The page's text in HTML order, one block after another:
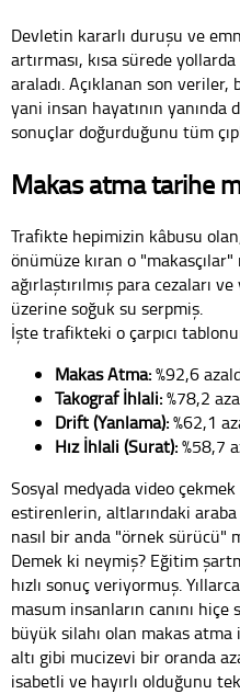
Devletin kararlı duruşu ve
artırması, kısa sürede
araladı. Açıklanan son veriler,
yani insan hayatının yanında
sonuçlar doğurduğunu tüm
Makas atma tarihe
Trafikte hepimizin kâbusu
önümüze kıran o
ağırlaştırılmış para cezaları
üzerine soğuk su serpmiş.
İşte trafikteki o çarpıcı
Makas Atma:%92,6
Takograf İhlali:%78,2
Drift (Yanlama):%62,1
Hız İhlali (Sürat):%58,7
Sosyal medyada video
estirenlerin, altlarındaki
nasıl bir anda "örnek sürücü"
Demek ki neymiş? Eğitim
hızlı sonuç veriyormuş.
masum insanların canını
büyük silahı olan makas
altı gibi mucizevi bir oranda
isabetli ve hayırlı olduğunu